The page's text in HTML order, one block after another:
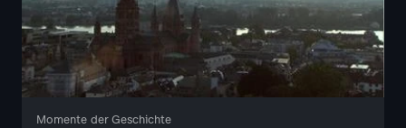
Momente der Geschichte